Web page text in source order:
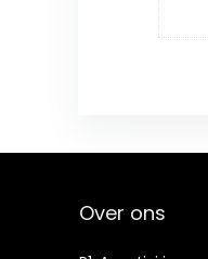
Over ons